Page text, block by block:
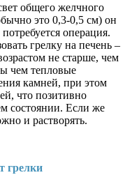
общего желчного
это 0,3-0,5 см) он
операция.
грелку на печень –
не старше, чем
чем тепловые
камней, при этом
что позитивно
состоянии. Если же
и растворять.
грелки